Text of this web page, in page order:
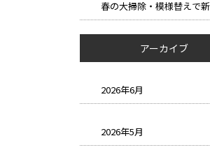
アーカイブ
2026年6月
2026年5月